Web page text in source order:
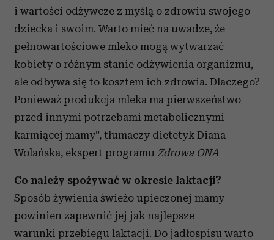
i wartości odżywcze z myślą o zdrowiu swojego
dziecka i swoim. Warto mieć na uwadze, że
pełnowartościowe mleko mogą wytwarzać
kobiety o różnym stanie odżywienia organizmu,
ale odbywa się to kosztem ich zdrowia. Dlaczego?
Ponieważ produkcja mleka ma pierwszeństwo
przed innymi potrzebami metabolicznymi
karmiącej mamy”, tłumaczy dietetyk Diana
Wolańska, ekspert programu Zdrowa ONA
Co należy spożywać w okresie laktacji?
Sposób żywienia świeżo upieczonej mamy
powinien zapewnić jej jak najlepsze
warunki przebiegu laktacji. Do jadłospisu warto